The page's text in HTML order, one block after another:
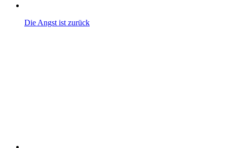
Die Angst ist zurück